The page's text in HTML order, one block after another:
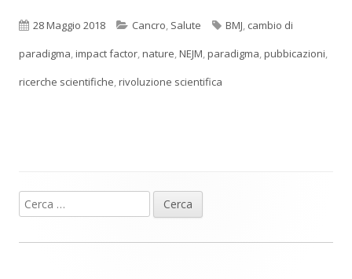
Pubblicato
28 Maggio 2018 Categorie
Cancro, Salute Tag
BMJ, cambio di
paradigma,impact factor,nature,NEJM,paradigma,pubbicazioni,
ricerche scientifiche,rivoluzione scientifica
Barra
laterale
Ricerca
per: